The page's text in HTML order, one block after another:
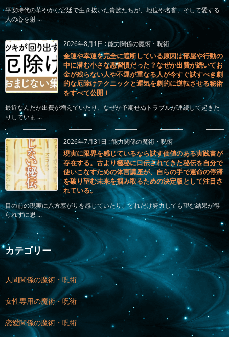
平安時代の華やかな宮廷で生き抜いた貴族たちが、地位や名誉、そして愛する
人の心を射 ...
2026年8月1日 :能力関係の魔術・呪術
金運や幸運を完全に遮断している原因は部屋や行動の
中に潜む小さな悪習慣だった？なぜか出費が続いてお
金が残らない人や不運が重なる人が今すぐ試すべき劇
的な厄除けテクニックと運気を劇的に逆転させる秘術
をすべて公開！
最近なんだか出費が増えていたり、なぜか予期せぬトラブルが連続して起きた
りしていま ...
2026年7月31日 :能力関係の魔術・呪術
現実に限界を感じているなら試す価値のある実践書が
存在する。古より極秘に口伝されてきた秘伝を自分で
使いこなすための体言講座が、自らの手で運命の停滞
を破り望む未来を掴み取るための決定版として注目さ
れている。
目の前の現実に八方塞がりを感じていたり、どれだけ努力しても望む結果が得
られずに思 ...
カテゴリー
人間関係の魔術・呪術
女性専用の魔術・呪術
恋愛関係の魔術・呪術